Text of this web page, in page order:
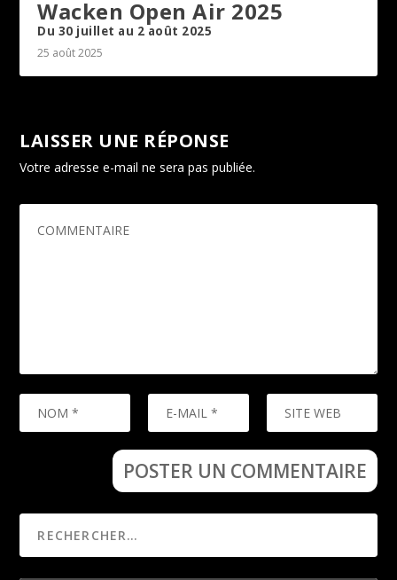
Wacken Open Air 2025
Du 30 juillet au 2 août 2025
25 août 2025
LAISSER UNE RÉPONSE
Votre adresse e-mail ne sera pas publiée.
obligatoires sont indiqués avec